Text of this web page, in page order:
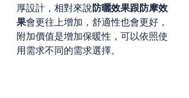
厚設計，相對來說防曬效果跟防摩效
果會更往上增加，舒適性也會更好，
附加價值是增加保暖性，可以依照使
用需求不同的需求選擇。